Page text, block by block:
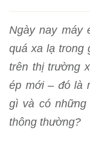
Ngày nay máy
quá xa lạ trong
trên thị trường
ép mới – đó là
gì và có
thông thường?